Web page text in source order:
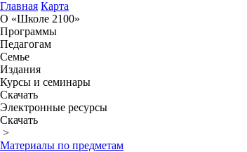
Главная Карта
О «Школе 2100»
Программы
Педагогам
Семье
Издания
Курсы и семинары
Скачать
Электронные ресурсы
Скачать
>
Материалы по предметам